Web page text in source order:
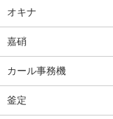
オキナ
嘉硝
カール事務機
釜定